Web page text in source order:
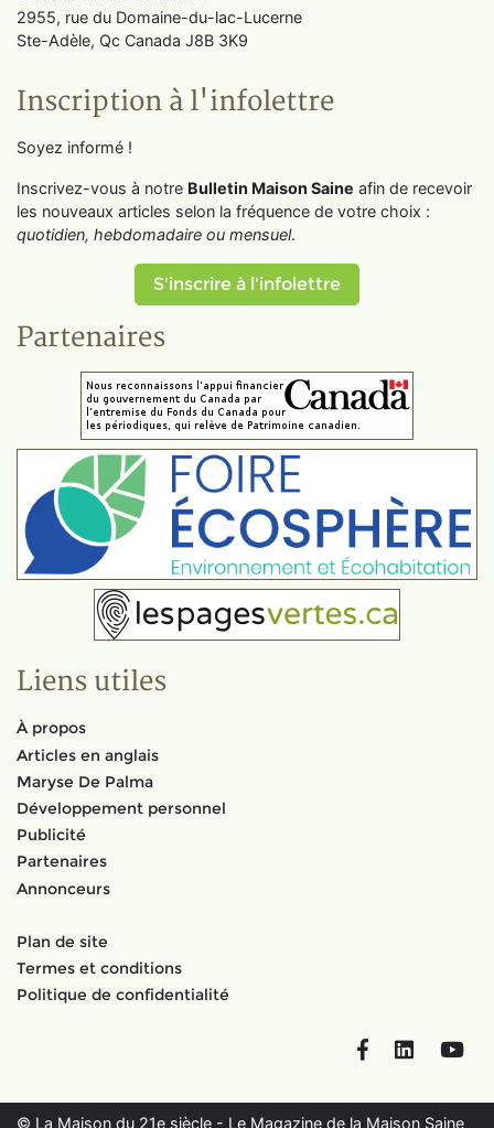
2955, rue du Domaine-du-lac-Lucerne
Ste-Adèle, Qc Canada J8B 3K9
Inscription à l'infolettre
Soyez informé !
Inscrivez-vous à notre Bulletin Maison Saine afin de recevoir
les nouveaux articles selon la fréquence de votre choix :
quotidien, hebdomadaire ou mensuel.
S'inscrire à l'infolettre
Partenaires
Liens utiles
À propos
Articles en anglais
Maryse De Palma
Développement personnel
Publicité
Partenaires
Annonceurs
Plan de site
Termes et conditions
Politique de confidentialité
FacebookLinkedIn
© La Maison du 21e siècle - Le Magazine de la Maison Saine